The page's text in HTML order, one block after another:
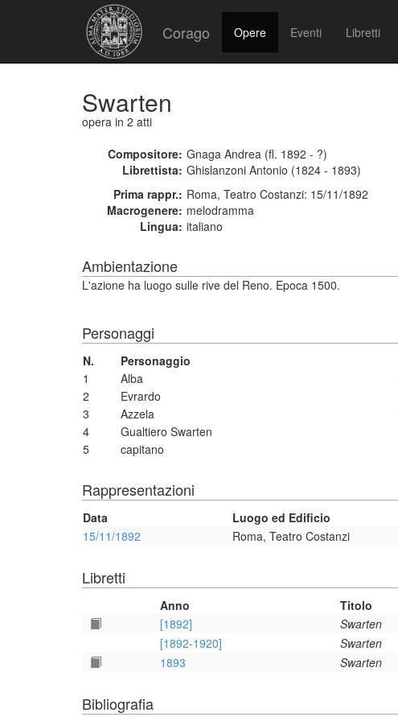
Corago Opere Eventi Libretti
Swarten
opera in 2 atti
Compositore: Gnaga Andrea (fl. 1892 - ?)
Librettista: Ghislanzoni Antonio (1824 - 1893)
Prima rappr.: Roma, Teatro Costanzi: 15/11/1892
Macrogenere: melodramma
Lingua: italiano
Ambientazione
L'azione ha luogo sulle rive del Reno. Epoca 1500.
Personaggi
N. Personaggio
1
Alba
2
Evrardo
3
Azzela
4
Gualtiero Swarten
5
capitano
Rappresentazioni
Data Luogo ed Edificio
15/11/1892
Roma, Teatro Costanzi
Libretti
Anno Titolo
[1892]
Swarten
[1892-1920]
Swarten
1893
Swarten
Bibliografia